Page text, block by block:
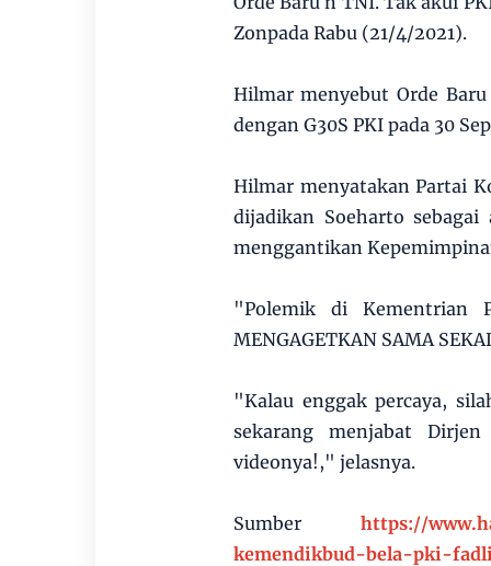
Zonpada Rabu (21/4/2021).
Hilmar menyebut Orde
dengan G30S PKI pada 30
Hilmar menyatakan Partai
dijadikan Soeharto
menggantikan
"Polemik di Kementrian
MENGAGETKAN SAMA
"Kalau enggak percaya,
sekarang menjabat
videonya!," jelasnya.
Sumber https://
kemendikbud-bela-pki-